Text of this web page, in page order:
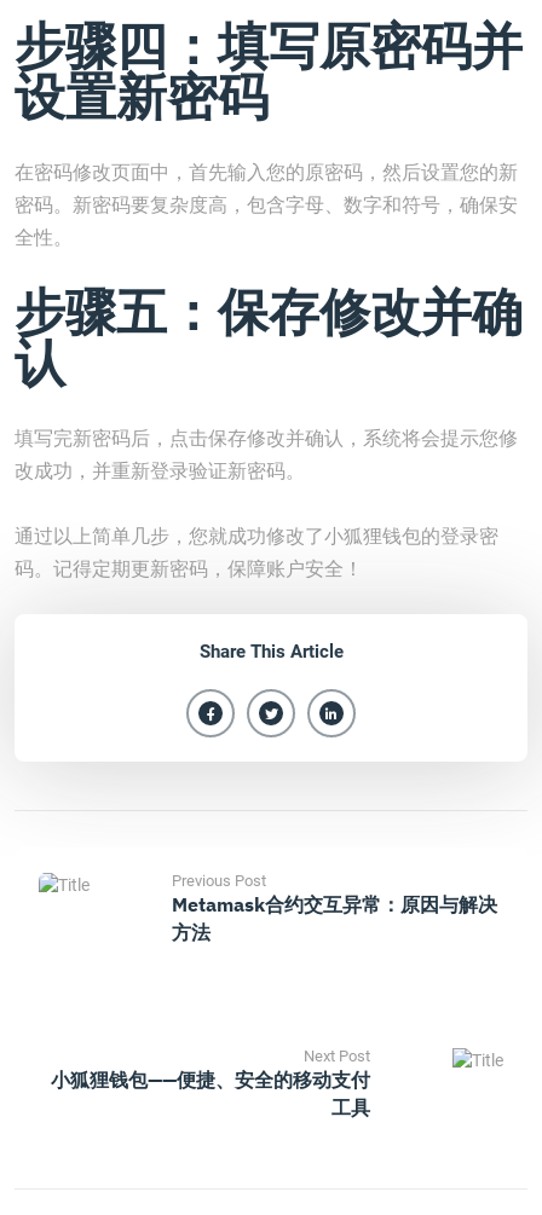
步骤四：填写原密码并
设置新密码
在密码修改页面中，首先输入您的原密码，然后设置您的新
密码。新密码要复杂度高，包含字母、数字和符号，确保安
全性。
步骤五：保存修改并确
认
填写完新密码后，点击保存修改并确认，系统将会提示您修
改成功，并重新登录验证新密码。
通过以上简单几步，您就成功修改了小狐狸钱包的登录密
码。记得定期更新密码，保障账户安全！
Share This Article
Previous Post
Metamask合约交互异常：原因与解决
方法
Next Post
小狐狸钱包——便捷、安全的移动支付
工具